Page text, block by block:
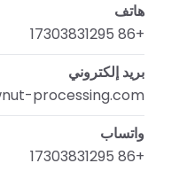
هاتف
+86 17303831295
بريد إلكتروني
processing.com
واتساب
+86 17303831295